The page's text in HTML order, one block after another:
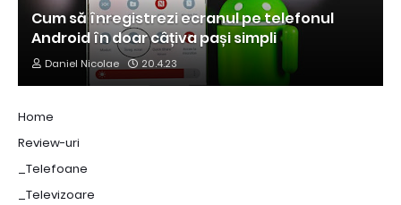
Cum să înregistrezi ecranul pe telefonul
Android în doar câțiva pași simpli
Daniel Nicolae 20.4.23
Home
Review-uri
_Telefoane
_Televizoare